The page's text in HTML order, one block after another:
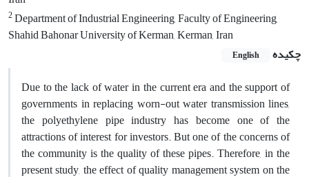
2Department of Industrial Engineering, Faculty of Engineering,
Shahid Bahonar University of Kerman, Kerman, Iran
چکیده
English
Due to the lack of water in the current era and the support of
governments in replacing worn-out water transmission lines,
the polyethylene pipe industry has become one of the
attractions of interest for investors. But one of the concerns of
the community is the quality of these pipes. Therefore, in the
present study, the effect of quality management system on the